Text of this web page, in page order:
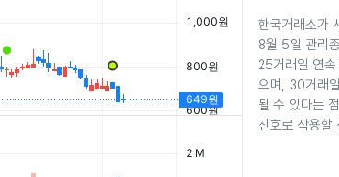
한국거래소가
8월 5일 관리
25거래일 연
으며, 30거래
될 수 있다는
신호로 작용할